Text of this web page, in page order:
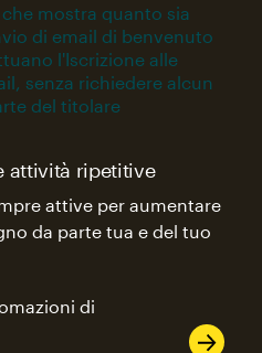
attività ripetitive
attive per aumentare
da parte tua e del tuo
di